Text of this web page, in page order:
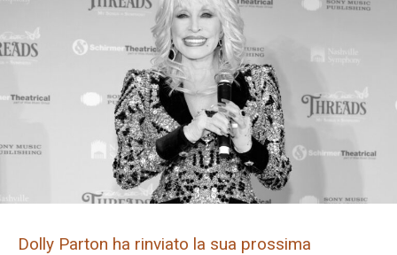
Dolly Parton ha rinviato la sua prossima